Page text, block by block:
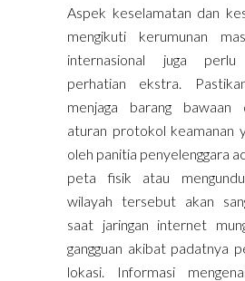
Aspek keselamatan dan
mengikuti kerumunan
internasional juga perlu
perhatian ekstra.
menjaga barang bawaan
aturan protokol keamanan
oleh panitia penyelenggara
peta fisik atau
wilayah tersebut akan
saat jaringan internet
gangguan akibat padatnya
lokasi. Informasi